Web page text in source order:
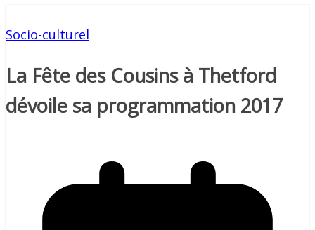
Socio-culturel
La Fête des Cousins à Thetford
dévoile sa programmation 2017